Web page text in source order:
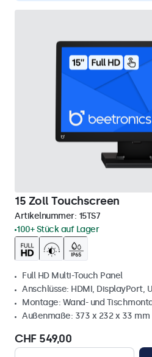
15 Zoll Touchscreen
Artikelnummer: 15TS7
100+ Stück auf Lager
Full HD Multi-Touch Panel
Anschlüsse: HDMI, DisplayPort,
Montage: Wand- und
Außenmaße: 373 x 232 x 33 mm
CHF 549,00